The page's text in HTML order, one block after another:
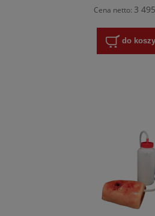
Cena netto: 3
do